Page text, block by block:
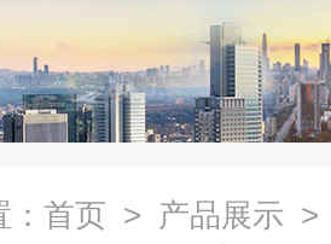
首页 > 产品展示